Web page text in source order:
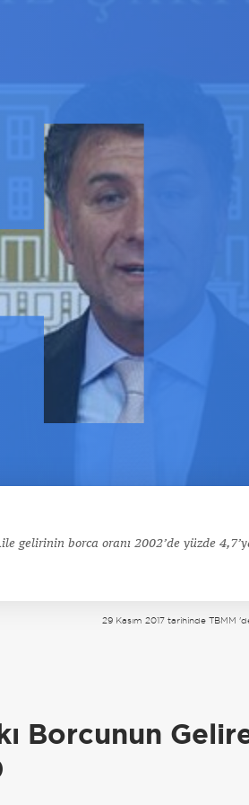
gelirinin borca oranı 2002’de yüzde
29 Kasım 2017 tarihinde TBMM
Borcunun